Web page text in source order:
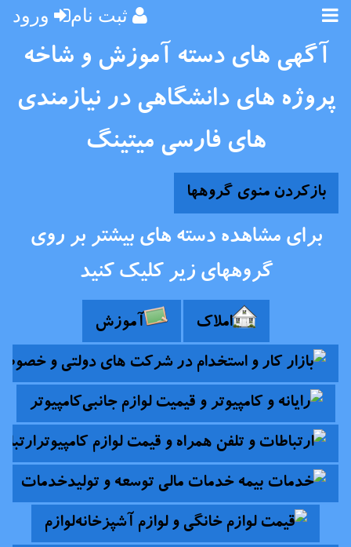
ورود ثبت نام
آگهی های دسته آموزش و شاخه
پروژه های دانشگاهی در نیازمندی
های فارسی میتینگ
بازکردن منوی گروهها
برای مشاهده دسته های بیشتر بر روی
گروههای زیر کلیک کنید
املاک آموزش
کامپیوتر
خدمات
لوازم